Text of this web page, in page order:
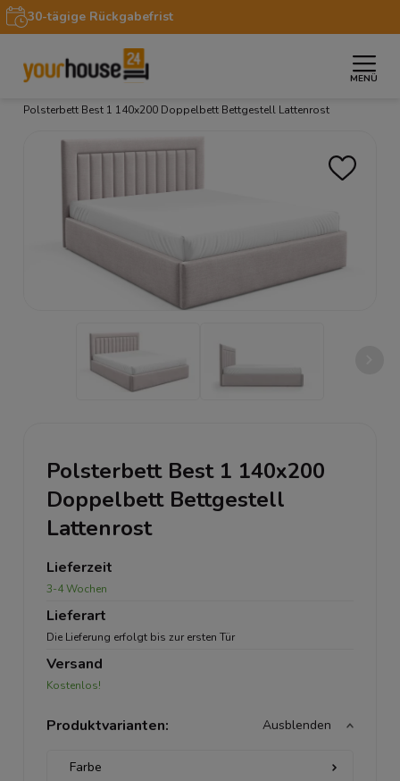
30-tägige Rückgabefrist
MENÜ
Startseite » Möbel
Polsterbett Best 1 140x200 Doppelbett Bettgestell Lattenrost
Polsterbett Best 1 140x200
Doppelbett Bettgestell
Lattenrost
Lieferzeit
3-4 Wochen
Lieferart
Die Lieferung erfolgt bis zur ersten Tür
Versand
Kostenlos!
Produktvarianten: Ausblenden